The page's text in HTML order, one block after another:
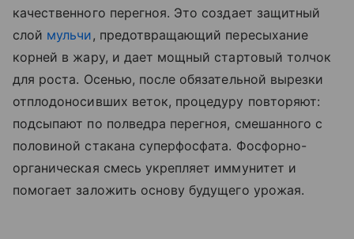
качественного перегноя. Это создает защитный
слой мульчи, предотвращающий пересыхание
корней в жару, и дает мощный стартовый толчок
для роста. Осенью, после обязательной вырезки
отплодоносивших веток, процедуру повторяют:
подсыпают по полведра перегноя, смешанного с
половиной стакана суперфосфата. Фосфорно-
органическая смесь укрепляет иммунитет и
помогает заложить основу будущего урожая.